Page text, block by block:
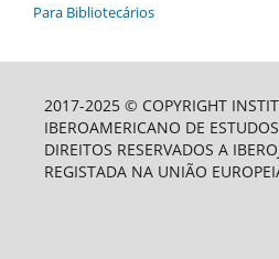
Para Bibliotecários
2017-2025 © COPYRIGHT
IBEROAMERICANO DE
DIREITOS RESERVADOS A
REGISTADA NA UNIÃO